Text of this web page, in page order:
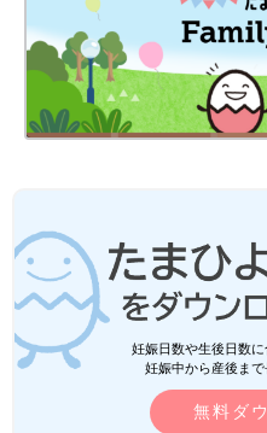
妊娠日数や生後日数
妊娠中から産後ま
無料ダ